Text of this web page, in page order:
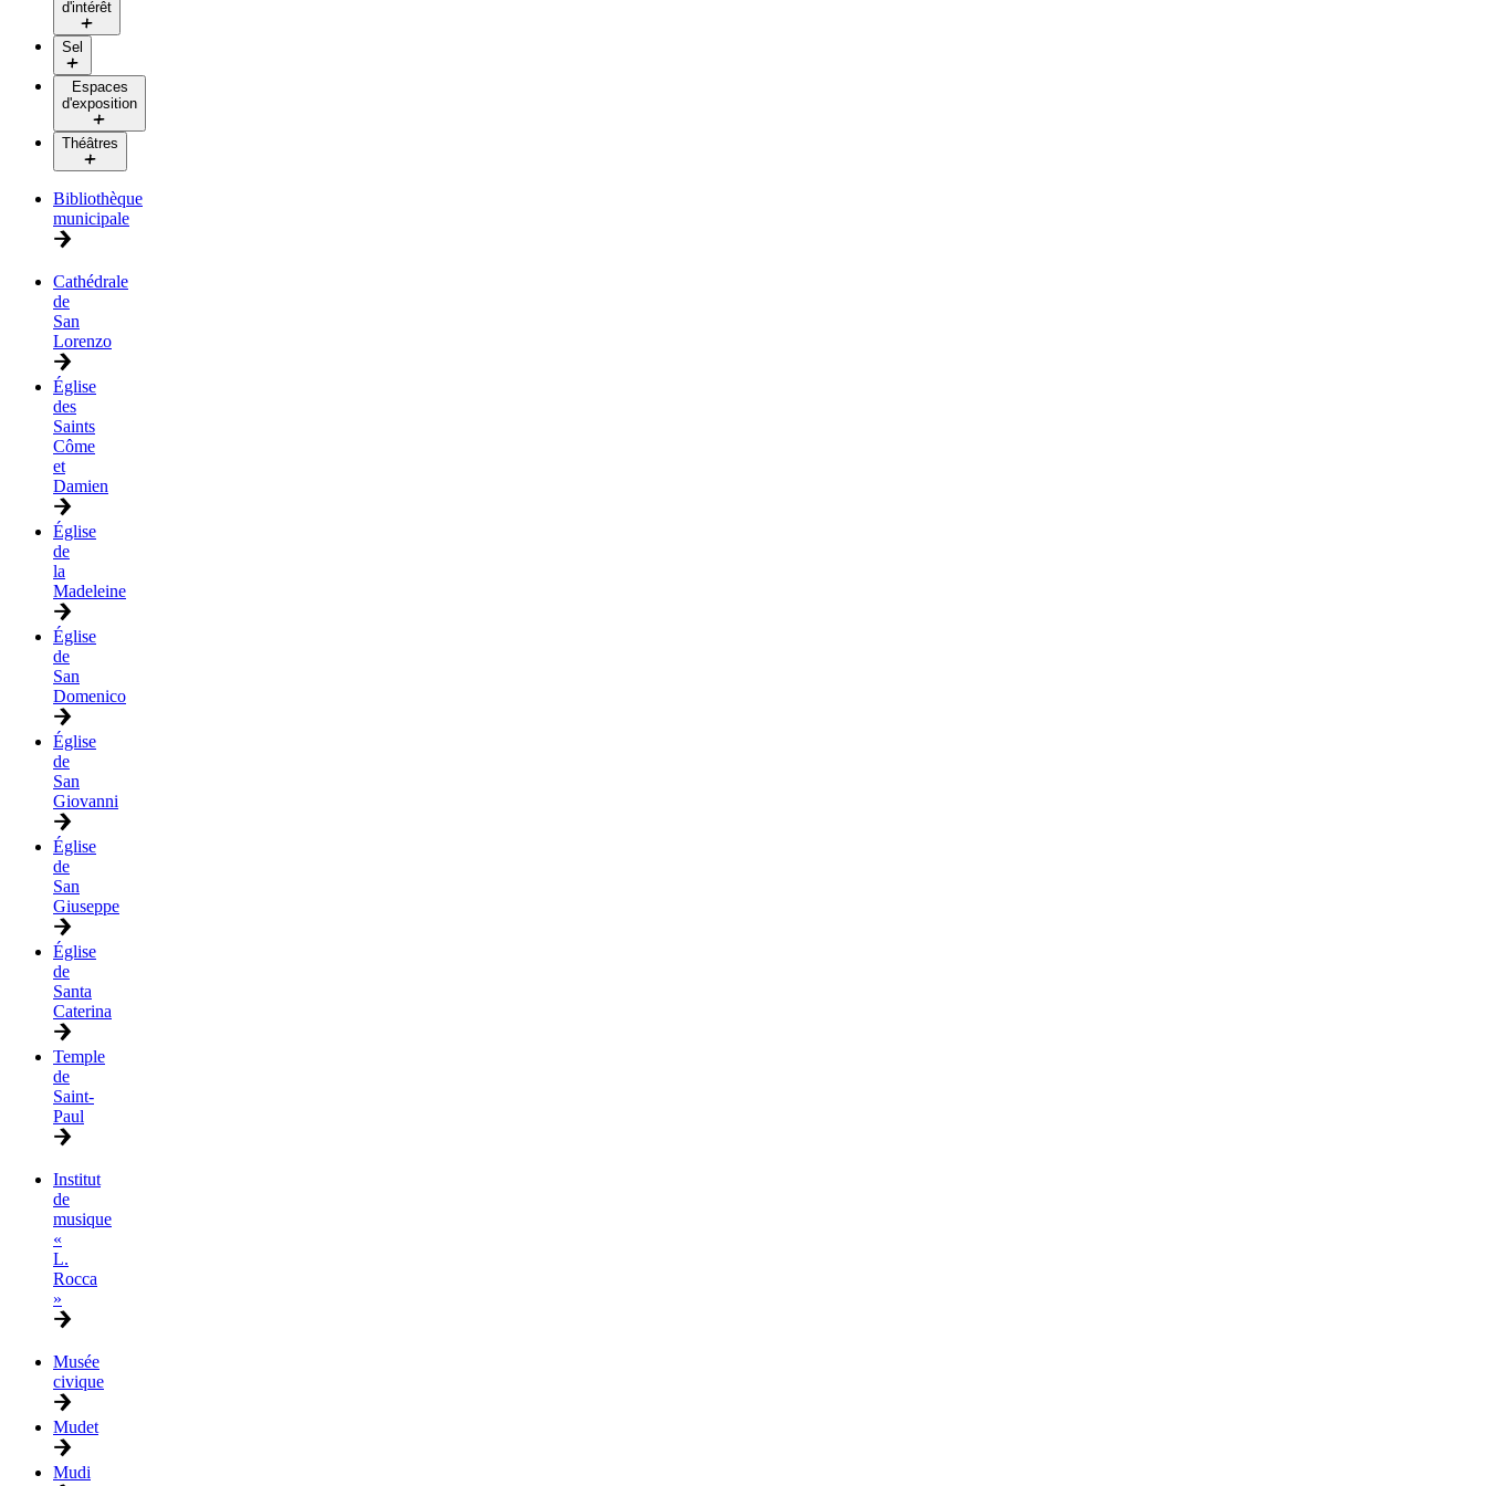
d'intérêt
Sel
Espaces
d'exposition
Théâtres
Bibliothèque
municipale
Cathédrale
de
San
Lorenzo
Église
des
Saints
Côme
et
Damien
Église
de
la
Madeleine
Église
de
San
Domenico
Église
de
San
Giovanni
Église
de
San
Giuseppe
Église
de
Santa
Caterina
Temple
de
Saint-
Paul
Institut
de
musique
«
L.
Rocca
»
Musée
civique
Mudet
Mudi